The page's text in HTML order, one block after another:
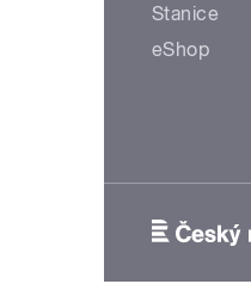
Stanice
eShop